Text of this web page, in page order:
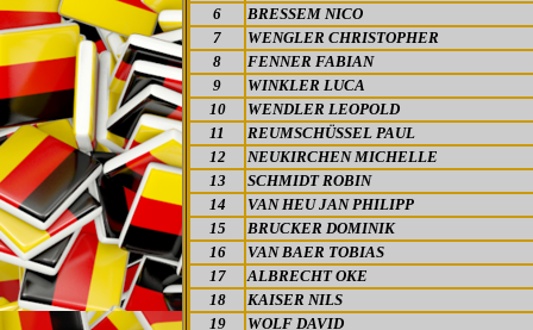
6
BRESSEM NICO
7
WENGLER CHRISTOPHER
8
FENNER FABIAN
9
WINKLER LUCA
10
WENDLER LEOPOLD
11
REUMSCHÜSSEL PAUL
12
NEUKIRCHEN MICHELLE
13
SCHMIDT ROBIN
14
VAN HEU JAN PHILIPP
15
BRUCKER DOMINIK
16
VAN BAER TOBIAS
17
ALBRECHT OKE
18
KAISER NILS
19
WOLF DAVID